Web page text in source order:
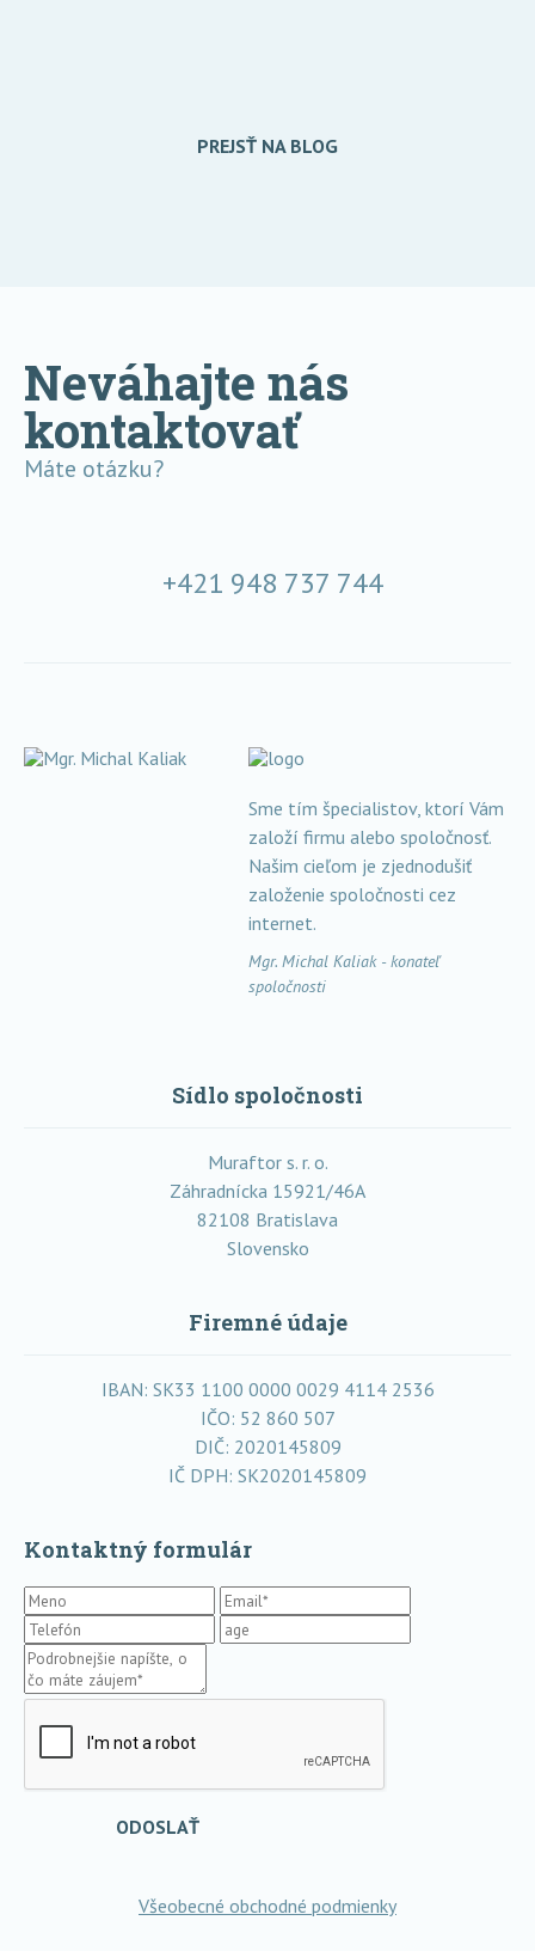
PREJSŤ NA BLOG
Neváhajte nás
kontaktovať
Máte otázku?
+421 948 737 744
Sme tím špecialistov, ktorí Vám
založí firmu alebo spoločnosť.
Našim cieľom je zjednodušiť
založenie spoločnosti cez
internet.
Mgr. Michal Kaliak - konateľ
spoločnosti
Sídlo spoločnosti
Muraftor s. r. o.
Záhradnícka 15921/46A
82108 Bratislava
Slovensko
Firemné údaje
IBAN: SK33 1100 0000 0029 4114 2536
IČO: 52 860 507
DIČ: 2020145809
IČ DPH: SK2020145809
Kontaktný formulár
ODOSLAŤ
Všeobecné obchodné podmienky